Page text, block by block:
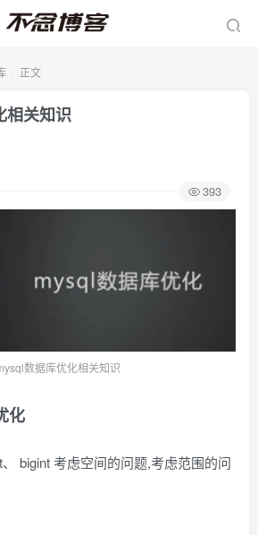
正文
相关知识
393
数据库优化相关知识
化
bigint 考虑空间的问题,考虑范围的问